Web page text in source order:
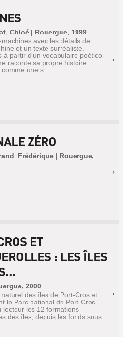
Chloé | Rouergue, 1999
machines avec les détails de
et un texte surréaliste,
à partir d'un vocabulaire poético-
raconte sa propre histoire
une s...
ZÉRO
Frédérique | Rouergue,
ET
: LES ÎLES
2000
des îles de Port-Cros et
le Parc national de Port-Cros.
lecteur les 12 formations
des îles, depuis les fonds sous...